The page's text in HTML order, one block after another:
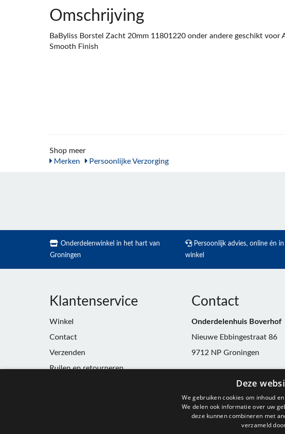
Omschrijving
BaByliss Borstel Zacht 20mm 11801220 onder andere geschikt voor
Smooth Finish
Shop meer
Merken
Persoonlijke Verzorging
Onderdelenwinkel in het hart van
Groningen
Persoonlijk advies, online én
winkel
Klantenservice
Winkel
Contact
Verzenden
Ruilen en retourneren
Contact
Onderdelenhuis Boverhof
Nieuwe Ebbingestraat 86
9712 NP Groningen
91037743
Deze
We gebruiken cookies om inhoud
We delen ook informatie over uw
deze kunnen combineren met
verzameld